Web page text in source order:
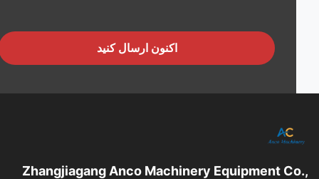
اکنون ارسال کنید
Zhangjiagang Anco Machinery Equipment